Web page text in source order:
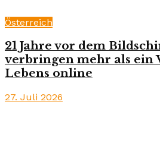
Österreich
21 Jahre vor dem
verbringen mehr als ein
Lebens online
27. Juli 2026